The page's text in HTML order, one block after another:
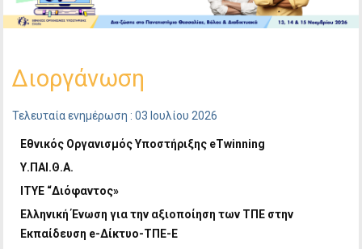
Διοργάνωση
Τελευταία ενημέρωση : 03 Ιουλίου 2026
Εθνικός Οργανισμός Υποστήριξης eTwinning
Υ.ΠAI.Θ.Α.
ITYE “Διόφαντος»
Ελληνική Ένωση για την αξιοποίηση των ΤΠΕ στην
Εκπαίδευση e-Δίκτυο-ΤΠΕ-Ε